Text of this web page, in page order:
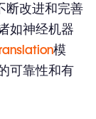
断改进和完善
如神经机器
模
可靠性和有